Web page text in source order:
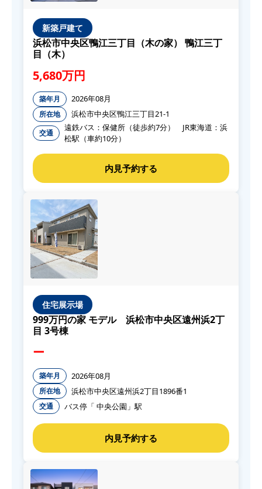
新築戸建て
浜松市中央区鴨江三丁目（木の家） 鴨江三丁
目（木）
5,680万円
築年月 2026年08月
所在地 浜松市中央区鴨江三丁目21-1
交通
遠鉄バス：保健所（徒歩約7分） JR東海道：浜
松駅（車約10分）
住宅展示場
999万円の家 モデル 浜松市中央区遠州浜2丁
目 3号棟
ー
築年月 2026年08月
所在地 浜松市中央区遠州浜2丁目1896番1
交通 バス停「 中央公園」駅